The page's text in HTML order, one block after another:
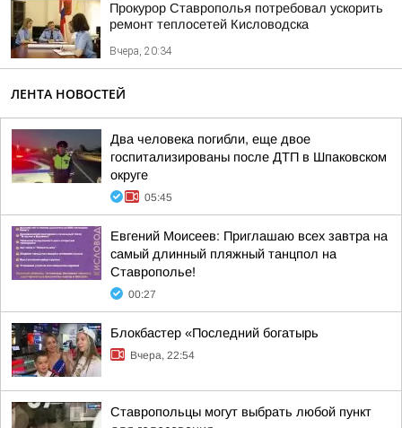
Прокурор Ставрополья потребовал ускорить
ремонт теплосетей Кисловодска
Вчера, 20:34
ЛЕНТА НОВОСТЕЙ
Два человека погибли, еще двое
госпитализированы после ДТП в Шпаковском
округе
05:45
Евгений Моисеев: Приглашаю всех завтра на
самый длинный пляжный танцпол на
Ставрополье!
00:27
Блокбастер «Последний богатырь
Вчера, 22:54
Ставропольцы могут выбрать любой пункт